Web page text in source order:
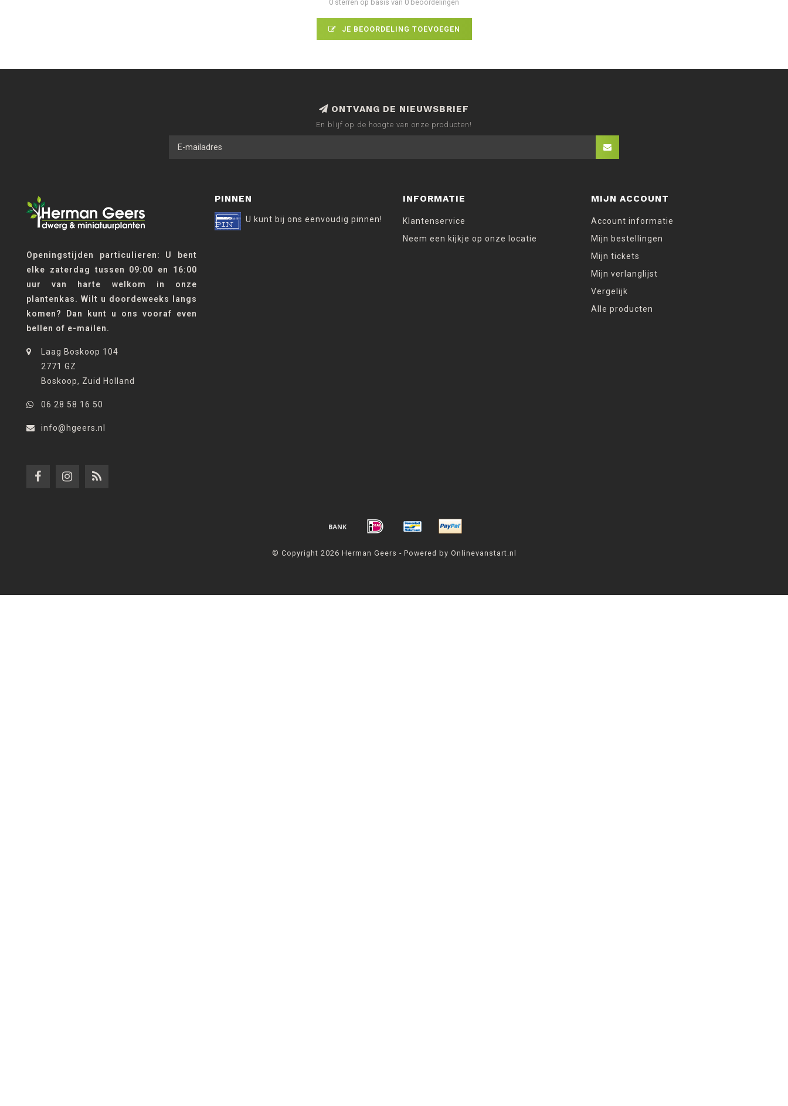
0 sterren op basis van 0 beoordelingen
JE BEOORDELING TOEVOEGEN
ONTVANG DE NIEUWSBRIEF
En blijf op de hoogte van onze producten!
Openingstijden particulieren: U bent
elke zaterdag tussen 09:00 en 16:00
uur van harte welkom in onze
plantenkas. Wilt u doordeweeks langs
komen? Dan kunt u ons vooraf even
bellen of e-mailen.
Laag Boskoop 104
2771 GZ
Boskoop, Zuid Holland
06 28 58 16 50
info@hgeers.nl
PINNEN
U kunt bij ons eenvoudig pinnen!
INFORMATIE
Klantenservice
Neem een kijkje op onze locatie
MIJN ACCOUNT
Account informatie
Mijn bestellingen
Mijn tickets
Mijn verlanglijst
Vergelijk
Alle producten
© Copyright 2026 Herman Geers - Powered by Onlinevanstart.nl